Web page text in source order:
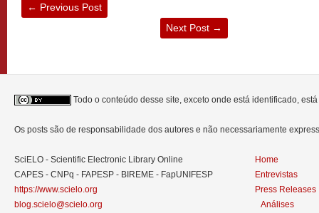
← Previous Post
Next Post →
Todo o conteúdo desse site, exceto onde está identificado,
Os posts são de responsabilidade dos autores e não necessariamente
SciELO - Scientific Electronic Library Online
CAPES - CNPq - FAPESP - BIREME - FapUNIFESP
https://www.scielo.org
blog.scielo@scielo.org
Home
Entrevistas
Press Releases
Análises